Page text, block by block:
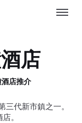
店
店推介
代新市鎮之一。
。